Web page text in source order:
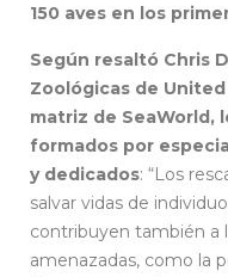
150 aves en los
Según resaltó Chris
Zoológicas de
matriz de SeaWorld,
formados por
y dedicados: “Los
salvar vidas de
contribuyen también a
amenazadas, como la